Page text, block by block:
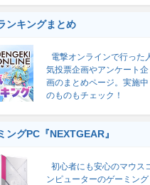
ンキングまとめ
電撃オンラインで行った
気投票企画やアンケート企
画のまとめページ。実施中
のものもチェック！
ングPC『NEXTGEAR』
初心者にも安心のマウス
ンピューターのゲーミング